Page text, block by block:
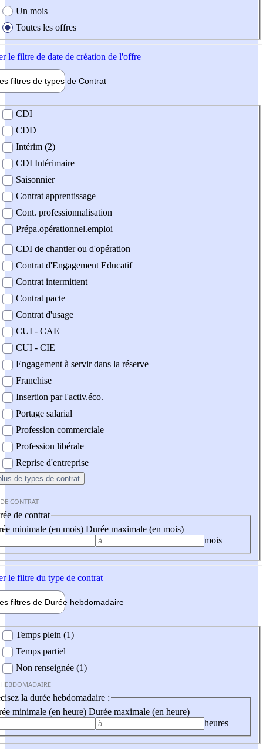
Un mois
Toutes les offres
le filtre de date de création de l'offre
filtres de types de Contrat
contrat
CDI
CDD
Intérim (2)
CDI Intérimaire
Saisonnier
Contrat apprentissage
Cont. professionnalisation
Prépa.opérationnel.emploi
CDI de chantier ou d'opération
Contrat d'Engagement Educatif
Contrat intermittent
Contrat pacte
Contrat d'usage
CUI - CAE
CUI - CIE
Engagement à servir dans la réserve
Franchise
Insertion par l'activ.éco.
Portage salarial
Profession commerciale
Profession libérale
Reprise d'entreprise
de types de contrat
CONTRAT
de contrat
minimale (en mois) Durée maximale (en mois)
mois
le filtre du type de contrat
filtres de Durée hebdomadaire
Temps plein (1)
Temps partiel
Non renseignée (1)
la durée hebdomadaire :
minimale (en heure) Durée maximale (en heure)
heures